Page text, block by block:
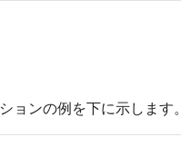
ョンの例を下に示します。